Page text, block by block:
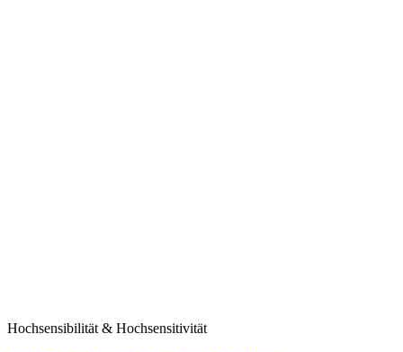
Hochsensibilität & Hochsensitivität